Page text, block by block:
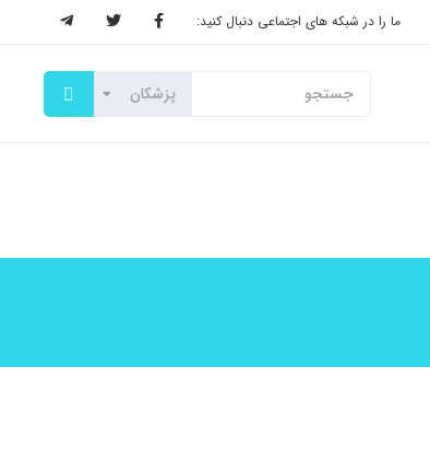
ما را در شبکه های اجتماعی دنبال کنید: